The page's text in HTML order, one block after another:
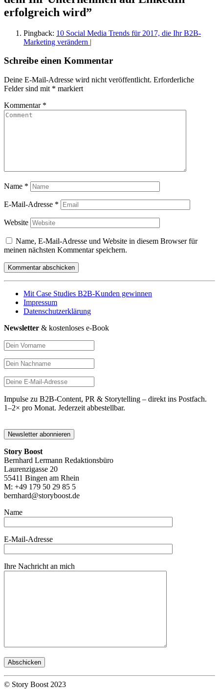
erfolgreich wird”
Pingback: 10 Social Media Trends für 2017, die Ihr B2B-
Marketing verändern |
Schreibe einen Kommentar
Deine E-Mail-Adresse wird nicht veröffentlicht. Erforderliche
Felder sind mit * markiert
Kommentar *
Name *
E-Mail-Adresse *
Website
Name, E-Mail-Adresse und Website in diesem Browser für
meinen nächsten Kommentar speichern.
Mit Case Studies B2B-Kunden gewinnen
Impressum
Datenschutzerklärung
Newsletter & kostenloses e-Book
Impulse zu B2B-Content, PR & Storytelling – direkt ins Postfach.
1–2× pro Monat. Jederzeit abbestellbar.
Story Boost
Bernhard Lermann Redaktionsbüro
Laurenzigasse 20
55411 Bingen am Rhein
M: +49 179 50 29 85 5
bernhard@storyboost.de
Name
E-Mail-Adresse
Ihre Nachricht an mich
© Story Boost 2023